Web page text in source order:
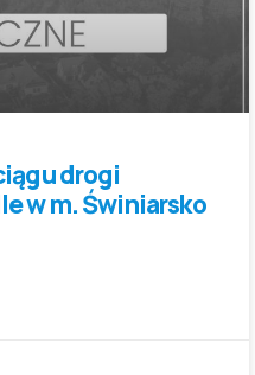
drogi
w m. Świniarsko